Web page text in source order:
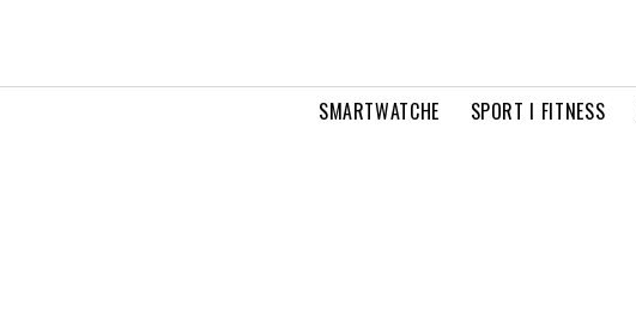
SMARTWATCHE SPORT I FITNESS